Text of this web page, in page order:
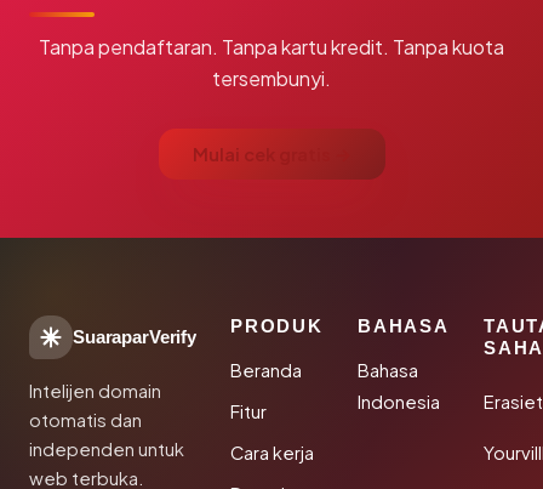
Tanpa pendaftaran. Tanpa kartu kredit. Tanpa kuota
tersembunyi.
Mulai cek gratis →
SuaraparVerify
Intelijen domain
otomatis dan
independen untuk
web terbuka.
PRODUK
Beranda
Fitur
Cara kerja
BAHASA
Bahasa
Indonesia